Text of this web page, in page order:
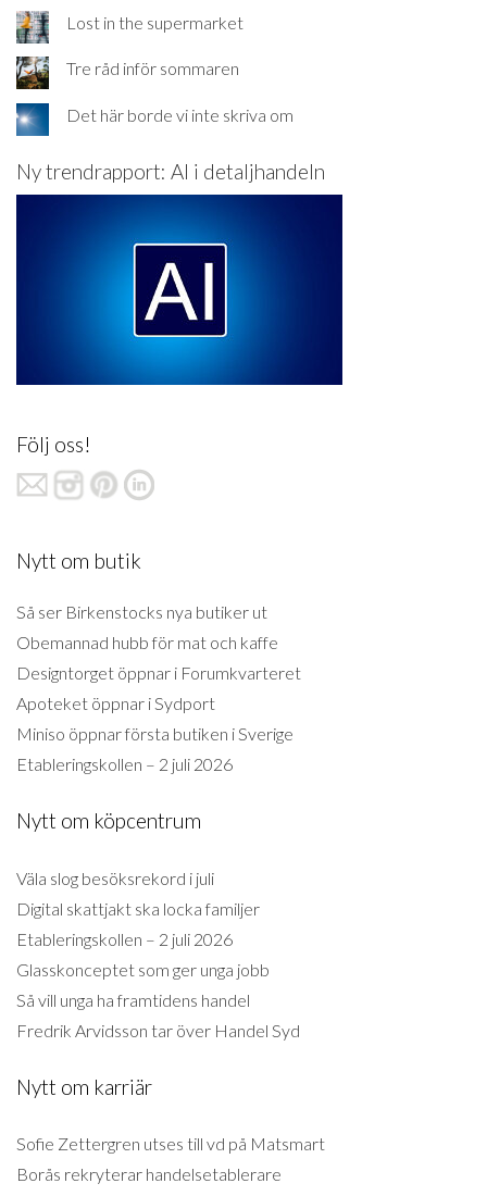
Lost in the supermarket
Tre råd inför sommaren
Det här borde vi inte skriva om
Ny trendrapport: AI i detaljhandeln
Följ oss!
Nytt om butik
Så ser Birkenstocks nya butiker ut
Obemannad hubb för mat och kaffe
Designtorget öppnar i Forumkvarteret
Apoteket öppnar i Sydport
Miniso öppnar första butiken i Sverige
Etableringskollen – 2 juli 2026
Nytt om köpcentrum
Väla slog besöksrekord i juli
Digital skattjakt ska locka familjer
Etableringskollen – 2 juli 2026
Glasskonceptet som ger unga jobb
Så vill unga ha framtidens handel
Fredrik Arvidsson tar över Handel Syd
Nytt om karriär
Sofie Zettergren utses till vd på Matsmart
Borås rekryterar handelsetablerare